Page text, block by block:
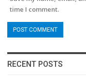
time I comment.
RECENT POSTS